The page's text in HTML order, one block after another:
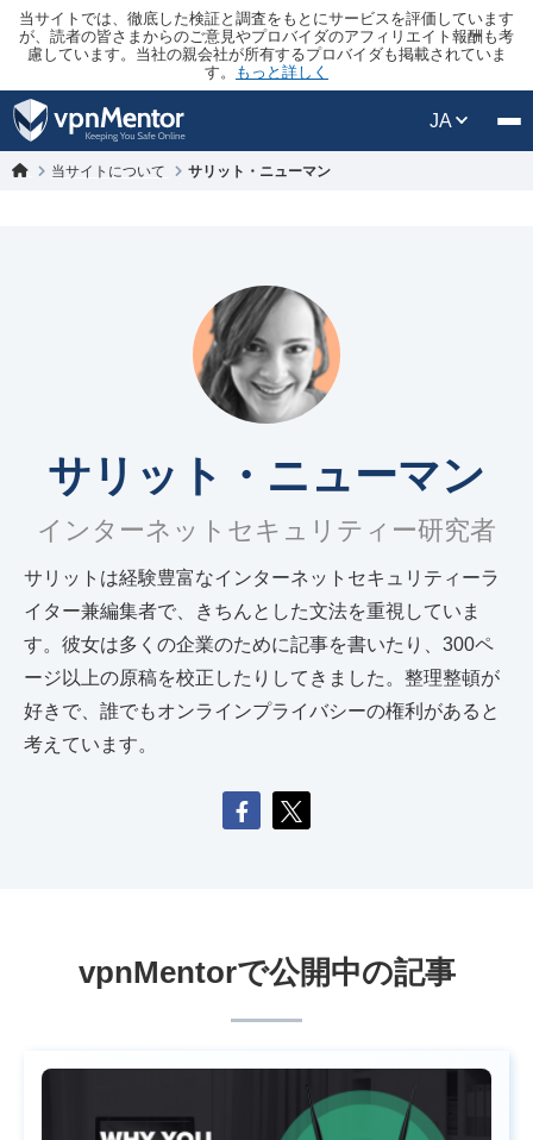
当サイトでは、徹底した検証と調査をもとにサービスを評価しています
が、読者の皆さまからのご意見やプロバイダのアフィリエイト報酬も考
慮しています。当社の親会社が所有するプロバイダも掲載されていま
す。
もっと詳しく
JA
当サイトについて サリット・ニューマン
サリット・ニューマン
インターネットセキュリティー研究者
サリットは経験豊富なインターネットセキュリティーラ
イター兼編集者で、きちんとした文法を重視していま
す。彼女は多くの企業のために記事を書いたり、300ペ
ージ以上の原稿を校正したりしてきました。整理整頓が
好きで、誰でもオンラインプライバシーの権利があると
考えています。
vpnMentorで公開中の記事